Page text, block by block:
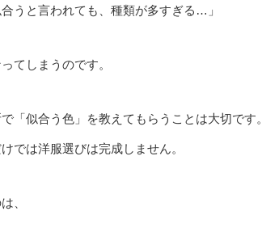
合うと言われても、種類が多すぎる…」
てしまうのです。
「似合う色」を教えてもらうことは大切です。
では洋服選びは完成しません。
、